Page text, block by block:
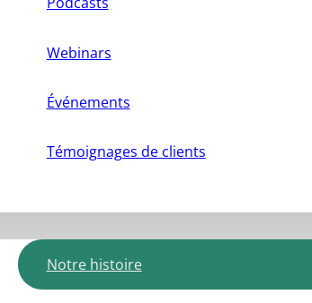
Webinars
Événements
Témoignages de clients
Notre histoire